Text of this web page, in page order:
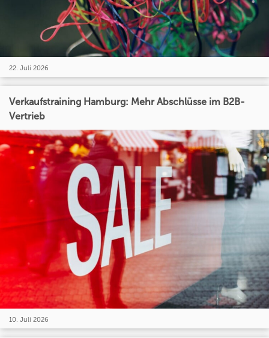
22. Juli 2026
Verkaufstraining Hamburg: Mehr Abschlüsse im B2B-
Vertrieb
10. Juli 2026